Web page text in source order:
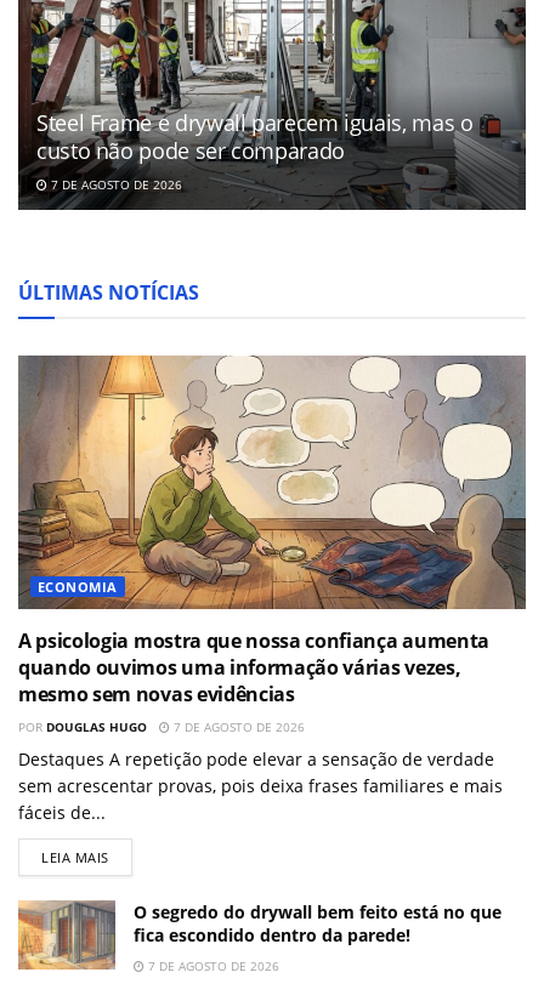
Steel Frame e drywall parecem iguais, mas o
custo não pode ser comparado
7 DE AGOSTO DE 2026
ÚLTIMAS NOTÍCIAS
ECONOMIA
A psicologia mostra que nossa confiança aumenta
quando ouvimos uma informação várias vezes,
mesmo sem novas evidências
POR DOUGLAS HUGO 7 DE AGOSTO DE 2026
Destaques A repetição pode elevar a sensação de verdade
sem acrescentar provas, pois deixa frases familiares e mais
fáceis de...
LEIA MAIS
O segredo do drywall bem feito está no que
fica escondido dentro da parede!
7 DE AGOSTO DE 2026